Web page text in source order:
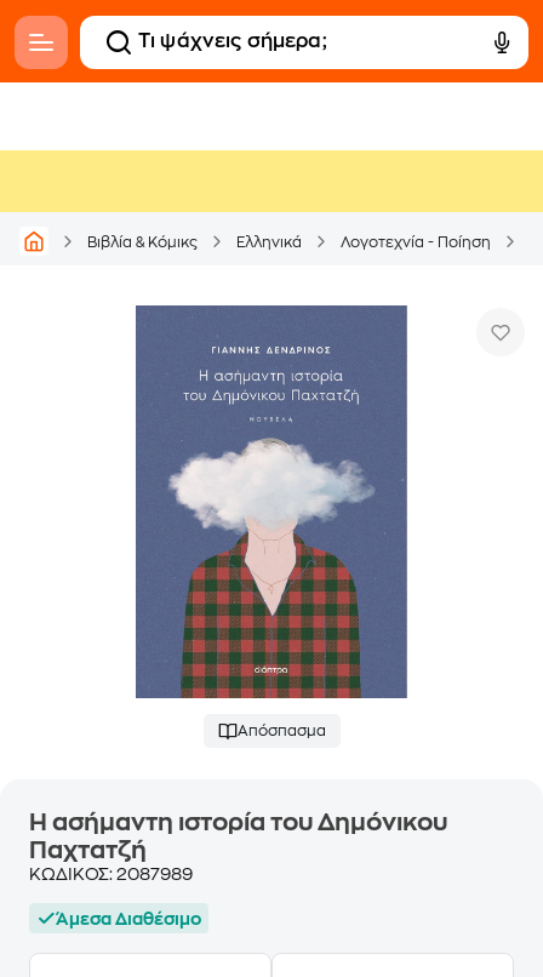
Βιβλία & Κόμικς Ελληνικά Λογοτεχνία - Ποίηση
Απόσπασμα
Η ασήμαντη ιστορία του Δημόνικου
Παχτατζή
ΚΩΔΙΚΟΣ: 2087989
Άμεσα Διαθέσιμο